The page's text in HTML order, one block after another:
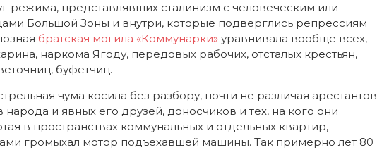
режима, представлявших сталинизм с человеческим или
Большой Зоны и внутри, которые подверглись репрессиям
братская могила «Коммунарки» уравнивала вообще всех,
наркома Ягоду, передовых рабочих, отсталых крестьян,
буфетчиц.
чума косила без разбору, почти не различая арестантов
народа и явных его друзей, доносчиков и тех, на кого они
в пространствах коммунальных и отдельных квартир,
громыхал мотор подъехавшей машины. Так примерно лет 80